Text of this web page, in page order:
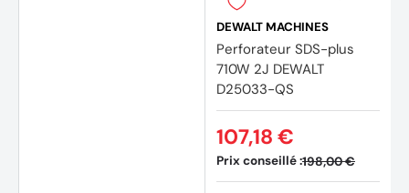
DEWALT MACHINES
Perforateur SDS-plus
710W 2J DEWALT
D25033-QS
Prix conseillé :198,00 €
107,18 €